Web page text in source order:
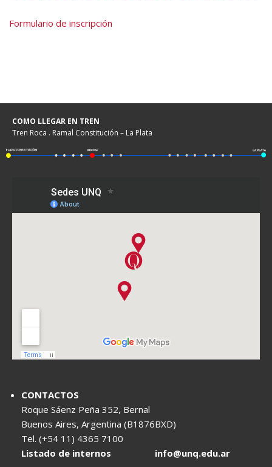
Formulario de inscripción
COMO LLEGAR EN TREN
Tren Roca . Ramal Constitución – La Plata
CONTACTOS
Roque Sáenz Peña 352, Bernal
Buenos Aires, Argentina (B1876BXD)
Tel. (+54 11) 4365 7100
Listado de internos
info@unq.edu.ar